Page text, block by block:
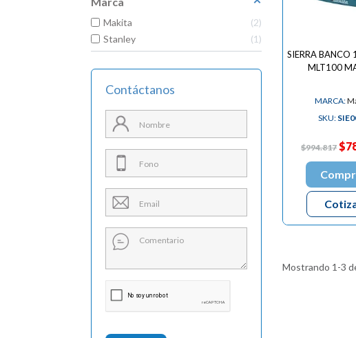
Makita
2
Stanley
1
Contáctanos
SIERRA
MLT100
MARCA:
SKU:
$994.817
Mostrando 1-3